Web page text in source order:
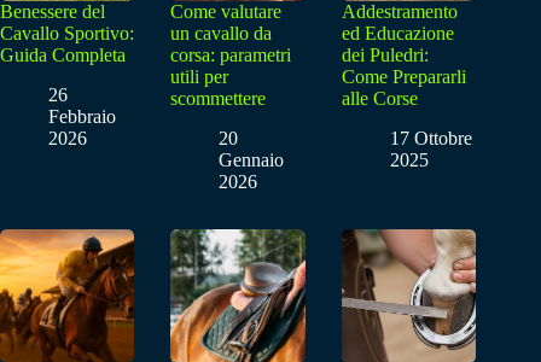
Benessere del
Cavallo Sportivo:
Guida Completa
26
Febbraio
2026
Come valutare
un cavallo da
corsa: parametri
utili per
scommettere
20
Gennaio
2026
Addestramento
ed Educazione
dei Puledri:
Come Prepararli
alle Corse
17 Ottobre
2025